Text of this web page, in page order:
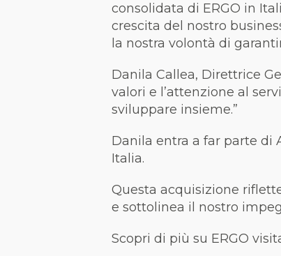
consolidata di ERGO in
crescita del nostro
la nostra volontà di
Danila Callea, Direttrice
valori e l’attenzione al
sviluppare insieme.”
Danila entra a far parte di
Italia.
Questa acquisizione
e sottolinea il nostro
Scopri di più su ERGO